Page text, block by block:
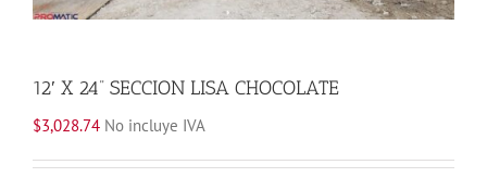
12′ X 24” SECCION LISA CHOCOLATE
$3,028.74 No incluye IVA